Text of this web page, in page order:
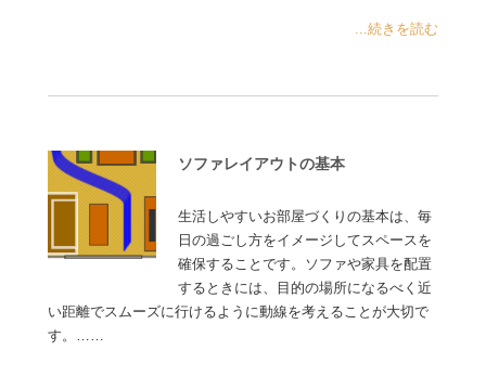
...続きを読む
ソファレイアウトの基本
生活しやすいお部屋づくりの基本は、毎
日の過ごし方をイメージしてスペースを
確保することです。ソファや家具を配置
するときには、目的の場所になるべく近
い距離でスムーズに行けるように動線を考えることが大切で
す。……